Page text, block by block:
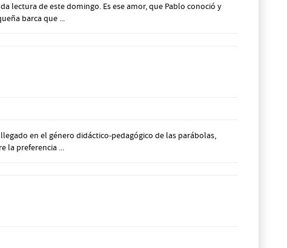
lectura de este domingo. Es ese amor, que Pablo conoció y
barca que ...
en el género didáctico-pedagógico de las parábolas,
la preferencia ...